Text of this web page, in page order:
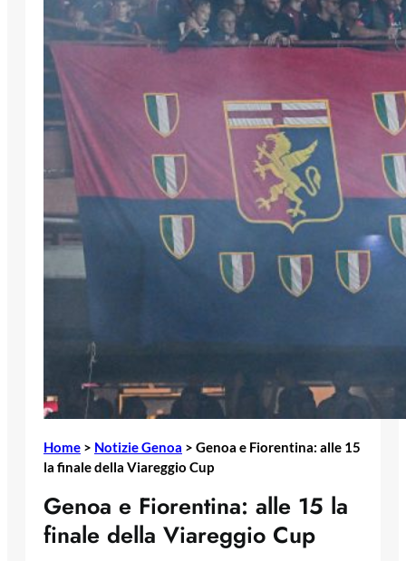
Home > Notizie Genoa > Genoa e Fiorentina: alle 15
la finale della Viareggio Cup
Genoa e Fiorentina: alle 15 la
finale della Viareggio Cup